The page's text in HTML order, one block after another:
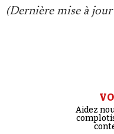
(Dernière mise à
Aidez